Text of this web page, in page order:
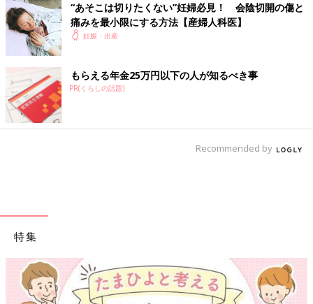
“あそこは切りたくない”妊婦必見！ 会陰切開の傷と
痛みを最小限にする方法【産婦人科医】
妊娠・出産
もらえる年金25万円以下の人が知るべき事
PR(くらしの話題)
Recommended by
特集